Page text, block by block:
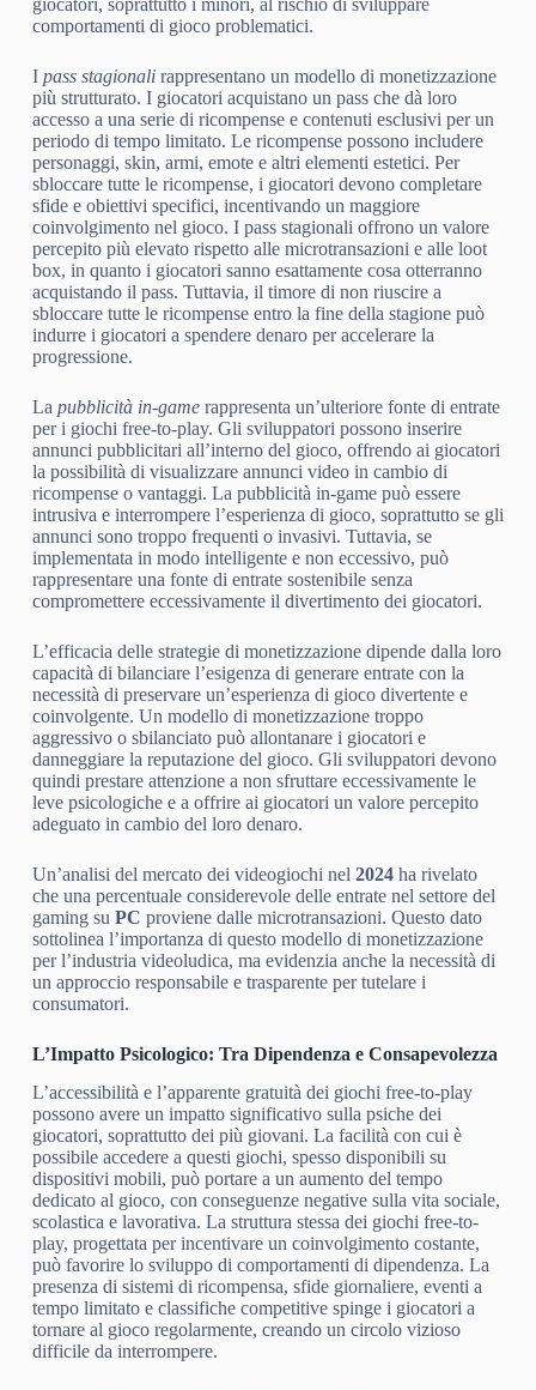
comportamenti di gioco problematici.
I pass stagionalirappresentano un modello di monetizzazione
più strutturato. I giocatori acquistano un pass che dà loro
accesso a una serie di ricompense e contenuti esclusivi per un
periodo di tempo limitato. Le ricompense possono includere
personaggi, skin, armi, emote e altri elementi estetici. Per
sbloccare tutte le ricompense, i giocatori devono completare
sfide e obiettivi specifici, incentivando un maggiore
coinvolgimento nel gioco. I pass stagionali offrono un valore
percepito più elevato rispetto alle microtransazioni e alle loot
box, in quanto i giocatori sanno esattamente cosa otterranno
acquistando il pass. Tuttavia, il timore di non riuscire a
sbloccare tutte le ricompense entro la fine della stagione può
indurre i giocatori a spendere denaro per accelerare la
progressione.
La pubblicità in-gamerappresenta un’ulteriore fonte di entrate
per i giochi free-to-play. Gli sviluppatori possono inserire
annunci pubblicitari all’interno del gioco, offrendo ai giocatori
la possibilità di visualizzare annunci video in cambio di
ricompense o vantaggi. La pubblicità in-game può essere
intrusiva e interrompere l’esperienza di gioco, soprattutto se gli
annunci sono troppo frequenti o invasivi. Tuttavia, se
implementata in modo intelligente e non eccessivo, può
rappresentare una fonte di entrate sostenibile senza
compromettere eccessivamente il divertimento dei giocatori.
L’efficacia delle strategie di monetizzazione dipende dalla loro
capacità di bilanciare l’esigenza di generare entrate con la
necessità di preservare un’esperienza di gioco divertente e
coinvolgente. Un modello di monetizzazione troppo
aggressivo o sbilanciato può allontanare i giocatori e
danneggiare la reputazione del gioco. Gli sviluppatori devono
quindi prestare attenzione a non sfruttare eccessivamente le
leve psicologiche e a offrire ai giocatori un valore percepito
adeguato in cambio del loro denaro.
Un’analisi del mercato dei videogiochi nel 2024ha rivelato
che una percentuale considerevole delle entrate nel settore del
gaming su PC proviene dalle microtransazioni. Questo dato
sottolinea l’importanza di questo modello di monetizzazione
per l’industria videoludica, ma evidenzia anche la necessità di
un approccio responsabile e trasparente per tutelare i
consumatori.
L’Impatto Psicologico: Tra Dipendenza e Consapevolezza
L’accessibilità e l’apparente gratuità dei giochi free-to-play
possono avere un impatto significativo sulla psiche dei
giocatori, soprattutto dei più giovani. La facilità con cui è
possibile accedere a questi giochi, spesso disponibili su
dispositivi mobili, può portare a un aumento del tempo
dedicato al gioco, con conseguenze negative sulla vita sociale,
scolastica e lavorativa. La struttura stessa dei giochi free-to-
play, progettata per incentivare un coinvolgimento costante,
può favorire lo sviluppo di comportamenti di dipendenza. La
presenza di sistemi di ricompensa, sfide giornaliere, eventi a
tempo limitato e classifiche competitive spinge i giocatori a
tornare al gioco regolarmente, creando un circolo vizioso
difficile da interrompere.